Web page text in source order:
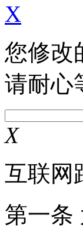
X
您修改
请耐心
X
互联网
第一条